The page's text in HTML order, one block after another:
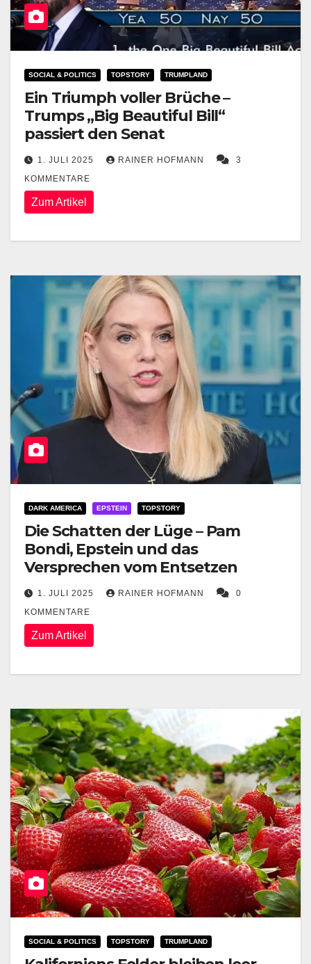
SOCIAL & POLITICS TOPSTORY TRUMPLAND
Ein Triumph voller Brüche –
Trumps „Big Beautiful Bill“
passiert den Senat
1. JULI 2025 RAINER HOFMANN
3
KOMMENTARE
Zum Artikel
DARK AMERICA EPSTEIN TOPSTORY
Die Schatten der Lüge – Pam
Bondi, Epstein und das
Versprechen vom Entsetzen
1. JULI 2025 RAINER HOFMANN
0
KOMMENTARE
Zum Artikel
SOCIAL & POLITICS TOPSTORY TRUMPLAND